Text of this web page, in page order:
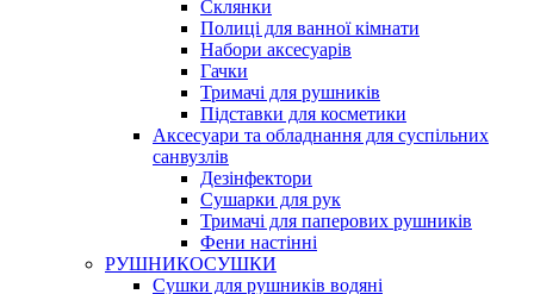
Склянки
Полиці для ванної кімнати
Набори аксесуарів
Гачки
Тримачі для рушників
Підставки для косметики
Аксесуари та обладнання для суспільних
санвузлів
Дезінфектори
Сушарки для рук
Тримачі для паперових рушників
Фени настінні
РУШНИКОСУШКИ
Сушки для рушників водяні